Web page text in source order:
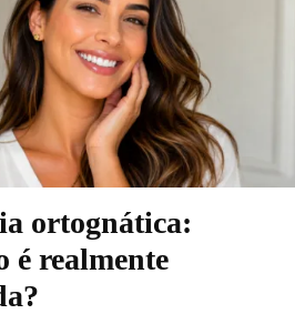
ortognática:
é realmente